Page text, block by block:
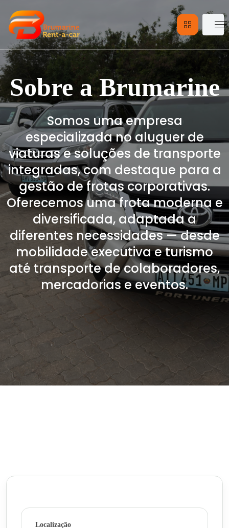
Sobre a Brumarine
Somos uma empresa
especializada no aluguer de
viaturas e soluções de transporte
integradas, com destaque para a
gestão de frotas corporativas.
Oferecemos uma frota moderna e
diversificada, adaptada a
diferentes necessidades — desde
mobilidade executiva e turismo
até transporte de colaboradores,
mercadorias e eventos.
Localização